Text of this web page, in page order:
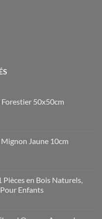
50x50cm
Jaune 10cm
en Bois Naturels,
Enfants